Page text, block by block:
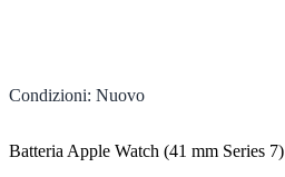
Condizioni: Nuovo
Batteria Apple Watch (41 mm Series 7)